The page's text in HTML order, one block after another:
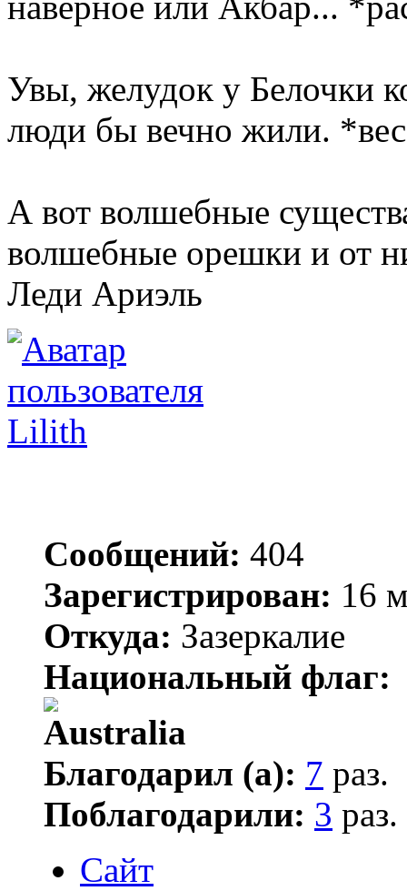
Увы, желудок у Белочки
люди бы вечно жили.
А вот волшебные
волшебные орешки и от
Леди Ариэль
Lilith
Сообщений: 404
Зарегистрирован: 16
Откуда: Зазеркалие
Национальный флаг:
Благодарил (а): 7 раз.
Поблагодарили: 3 раз.
Сайт